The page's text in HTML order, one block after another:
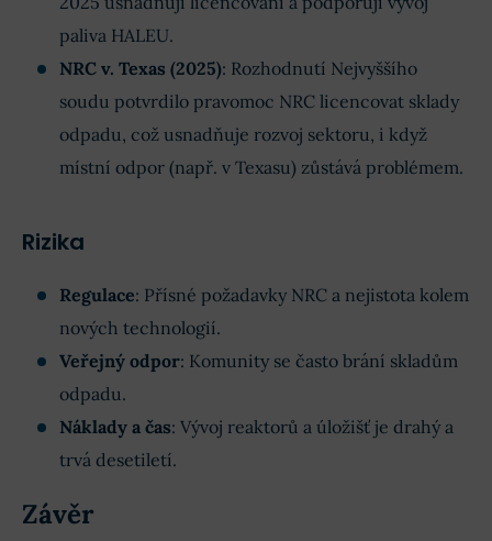
paliva HALEU.
NRC v. Texas (2025): Rozhodnutí Nejvyššího
soudu potvrdilo pravomoc NRC licencovat sklady
odpadu, což usnadňuje rozvoj sektoru, i když
místní odpor (např. v Texasu) zůstává problémem.
Rizika
Regulace: Přísné požadavky NRC a nejistota kolem
nových technologií.
Veřejný odpor: Komunity se často brání skladům
odpadu.
Náklady a čas: Vývoj reaktorů a úložišť je drahý a
trvá desetiletí.
Závěr